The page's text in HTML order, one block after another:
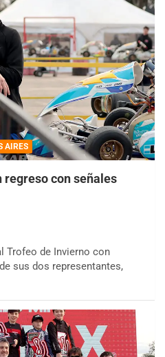
AIRES
regreso con señales
Trofeo de Invierno con
sus dos representantes,